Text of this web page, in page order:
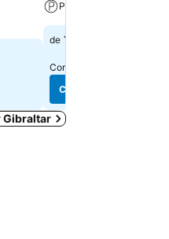
Parking
de 136 €
Consulter les prix de
Consulter les prix
Gibraltar